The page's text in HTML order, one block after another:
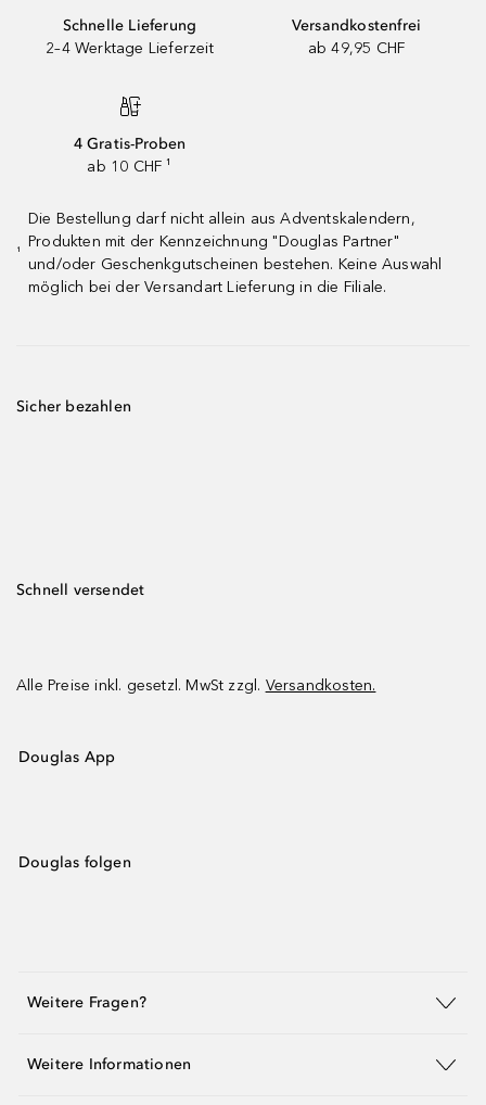
Schnelle Lieferung
2–4 Werktage Lieferzeit
Versandkostenfrei
ab 49,95 CHF
4 Gratis-Proben
ab 10 CHF ¹
¹
Die Bestellung darf nicht allein aus Adventskalendern,
Produkten mit der Kennzeichnung "Douglas Partner"
und/oder Geschenkgutscheinen bestehen. Keine Auswahl
möglich bei der Versandart Lieferung in die Filiale.
Sicher bezahlen
Schnell versendet
Alle Preise inkl. gesetzl. MwSt zzgl. Versandkosten.
Douglas App
Douglas folgen
Weitere Fragen?
Weitere Informationen